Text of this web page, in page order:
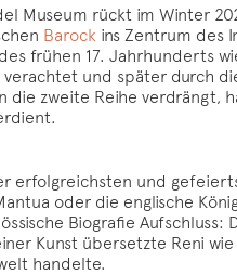
Museum rückt im Winter
Barock ins Zentrum des
frühen 17. Jahrhunderts
und später durch
die zweite Reihe verdrängt,
erfolgreichsten und
oder die englische
Biografie
Kunst übersetzte Reni
handelte.